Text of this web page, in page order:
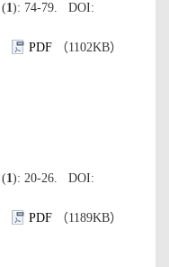
(1): 74-79. DOI:
PDF （1102KB）
(1): 20-26. DOI:
PDF （1189KB）